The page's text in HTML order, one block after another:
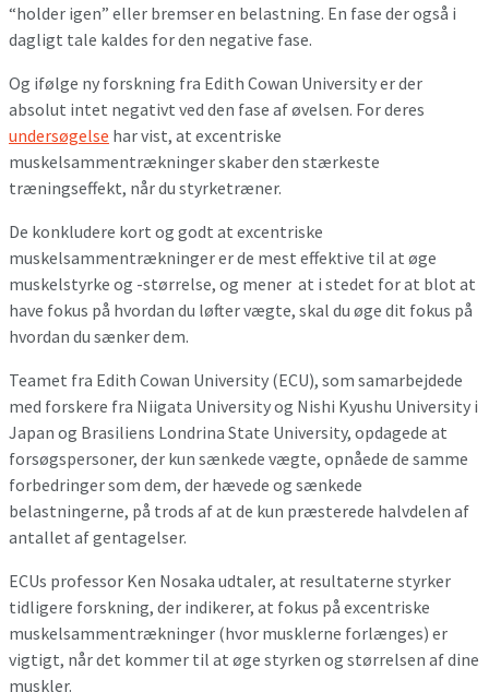
“holder igen” eller bremser en belastning. En fase der også i
dagligt tale kaldes for den negative fase.
Og ifølge ny forskning fra Edith Cowan University er der
absolut intet negativt ved den fase af øvelsen. For deres
undersøgelse har vist, at excentriske
muskelsammentrækninger skaber den stærkeste
træningseffekt, når du styrketræner.
De konkludere kort og godt at excentriske
muskelsammentrækninger er de mest effektive til at øge
muskelstyrke og -størrelse, og mener at i stedet for at blot at
have fokus på hvordan du løfter vægte, skal du øge dit fokus på
hvordan du sænker dem.
Teamet fra Edith Cowan University (ECU), som samarbejdede
med forskere fra Niigata University og Nishi Kyushu University i
Japan og Brasiliens Londrina State University, opdagede at
forsøgspersoner, der kun sænkede vægte, opnåede de samme
forbedringer som dem, der hævede og sænkede
belastningerne, på trods af at de kun præsterede halvdelen af
antallet af gentagelser.
ECUs professor Ken Nosaka udtaler, at resultaterne styrker
tidligere forskning, der indikerer, at fokus på excentriske
muskelsammentrækninger (hvor musklerne forlænges) er
vigtigt, når det kommer til at øge styrken og størrelsen af dine
​​muskler.